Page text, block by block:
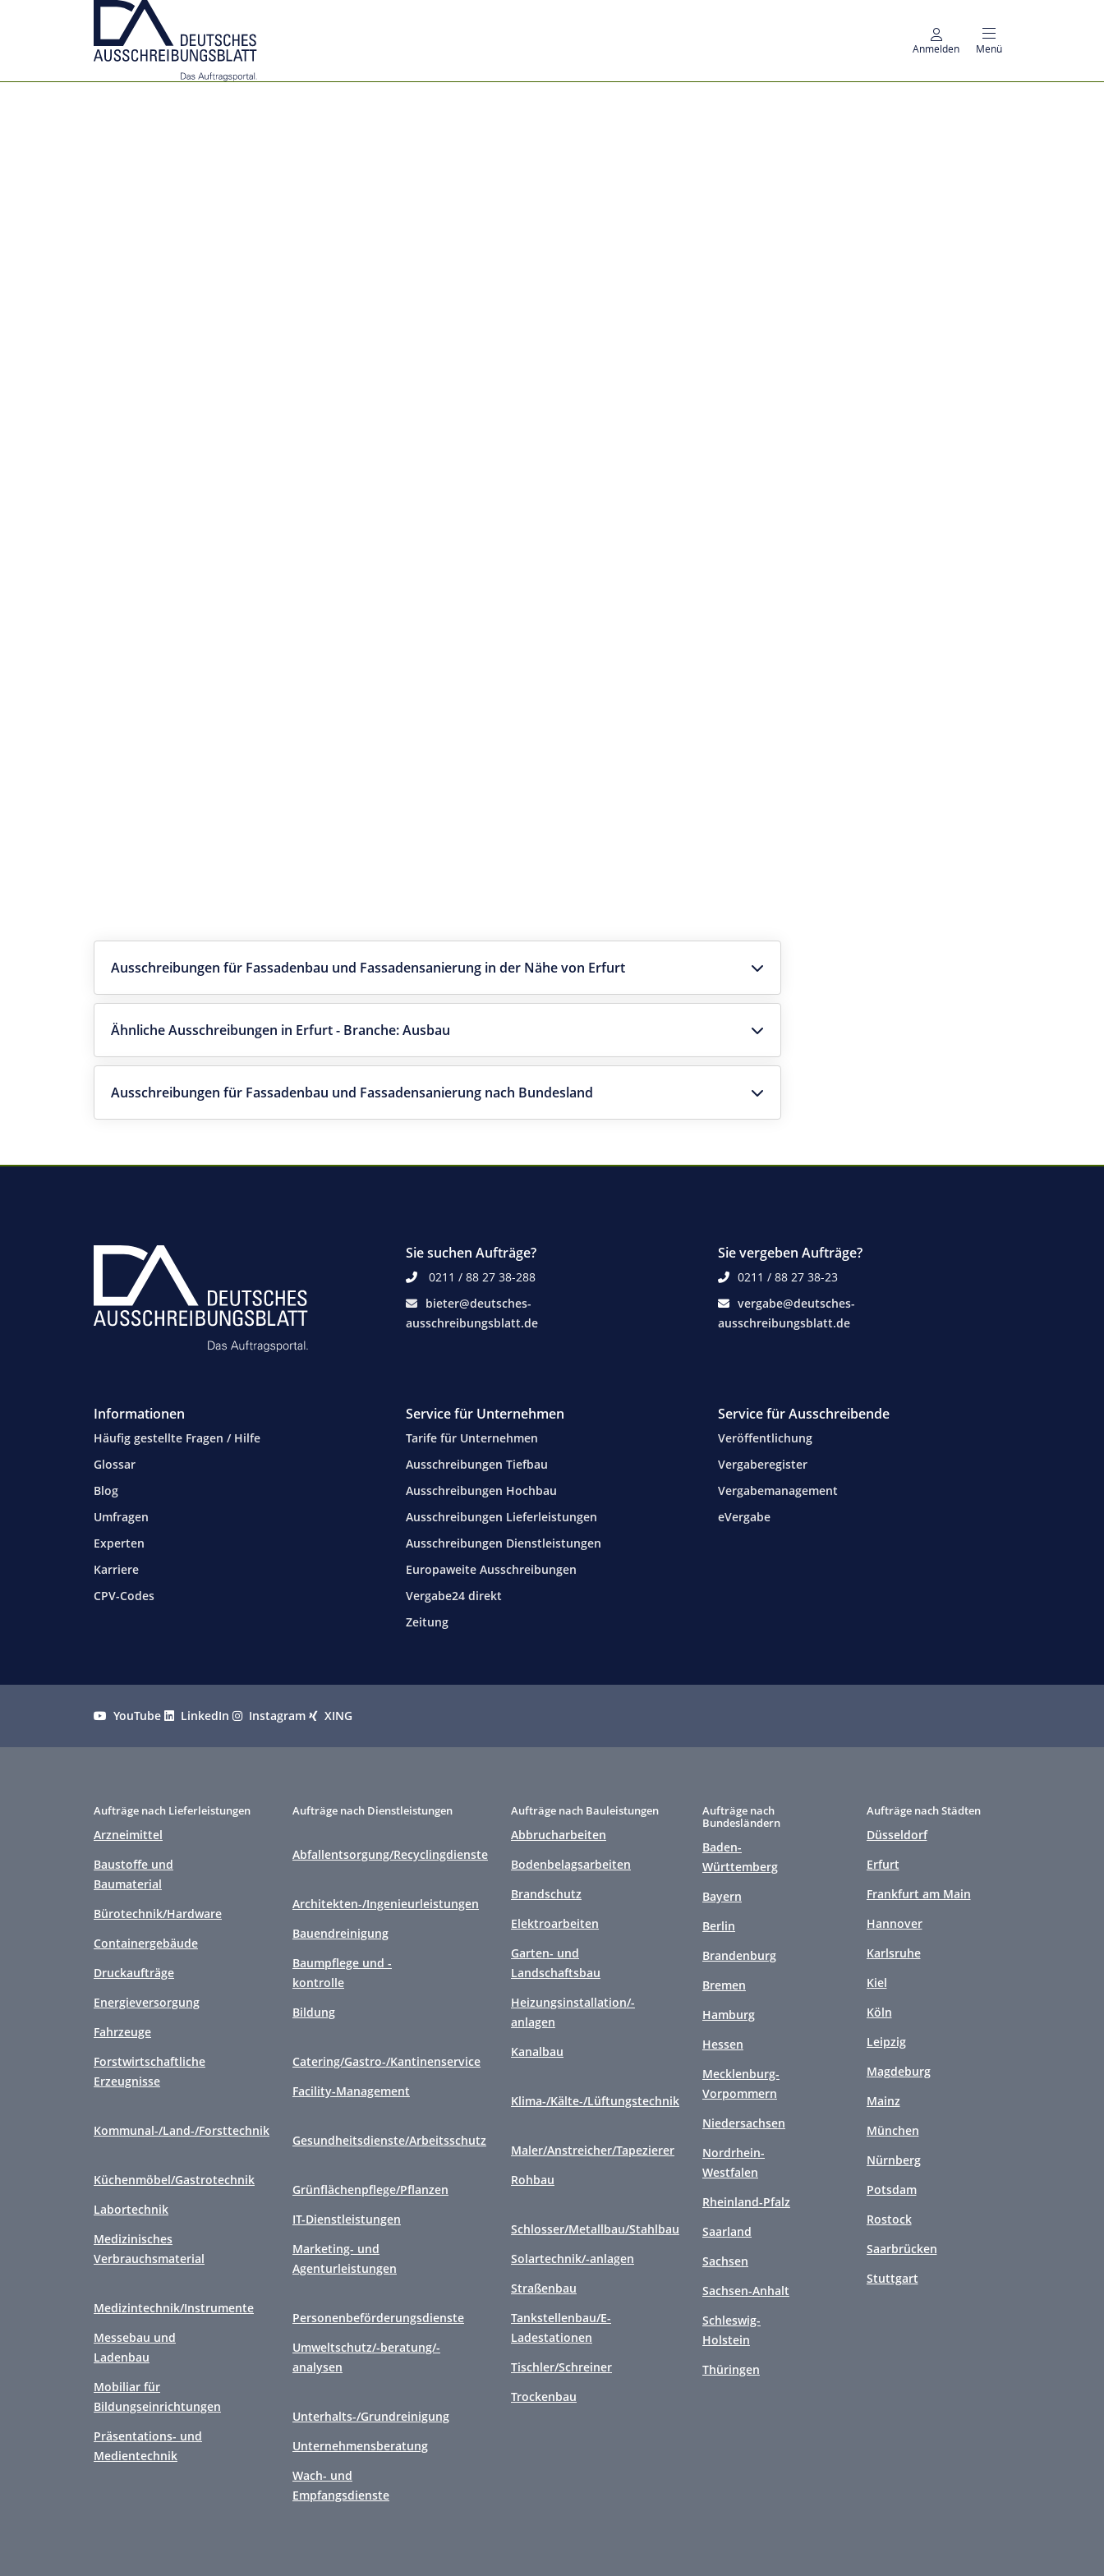
Anmelden Menü
Ausschreibungen für Fassadenbau und Fassadensanierung in der Nähe von Erfurt
Ähnliche Ausschreibungen in Erfurt - Branche: Ausbau
Ausschreibungen für Fassadenbau und Fassadensanierung nach Bundesland
Sie suchen Aufträge?
0211 / 88 27 38-288
bieter@deutsches-
ausschreibungsblatt.de
Sie vergeben Aufträge?
0211 / 88 27 38-23
vergabe@deutsches-
ausschreibungsblatt.de
Informationen
Häufig gestellte Fragen / Hilfe
Glossar
Blog
Umfragen
Experten
Karriere
CPV-Codes
Service für Unternehmen
Tarife für Unternehmen
Ausschreibungen Tiefbau
Ausschreibungen Hochbau
Ausschreibungen Lieferleistungen
Ausschreibungen Dienstleistungen
Europaweite Ausschreibungen
Vergabe24 direkt
Zeitung
Service für Ausschreibende
Veröffentlichung
Vergaberegister
Vergabemanagement
eVergabe
YouTube LinkedIn Instagram XING
Aufträge nach Lieferleistungen
Arzneimittel
Baustoffe und
Baumaterial
Bürotechnik/Hardware
Containergebäude
Druckaufträge
Energieversorgung
Fahrzeuge
Forstwirtschaftliche
Erzeugnisse
Kommunal-/Land-/Forsttechnik
Küchenmöbel/Gastrotechnik
Labortechnik
Medizinisches
Verbrauchsmaterial
Medizintechnik/Instrumente
Messebau und
Ladenbau
Mobiliar für
Bildungseinrichtungen
Präsentations- und
Medientechnik
Aufträge nach Dienstleistungen
Abfallentsorgung/Recyclingdienste
Architekten-/Ingenieurleistungen
Bauendreinigung
Baumpflege und -
kontrolle
Bildung
Catering/Gastro-/Kantinenservice
Facility-Management
Gesundheitsdienste/Arbeitsschutz
Grünflächenpflege/Pflanzen
IT-Dienstleistungen
Marketing- und
Agenturleistungen
Personenbeförderungsdienste
Umweltschutz/-beratung/-
analysen
Unterhalts-/Grundreinigung
Unternehmensberatung
Wach- und
Empfangsdienste
Aufträge nach Bauleistungen
Abbrucharbeiten
Bodenbelagsarbeiten
Brandschutz
Elektroarbeiten
Garten- und
Landschaftsbau
Heizungsinstallation/-
anlagen
Kanalbau
Klima-/Kälte-/Lüftungstechnik
Maler/Anstreicher/Tapezierer
Rohbau
Schlosser/Metallbau/Stahlbau
Solartechnik/-anlagen
Straßenbau
Tankstellenbau/E-
Ladestationen
Tischler/Schreiner
Trockenbau
Aufträge nach
Bundesländern
Baden-
Württemberg
Bayern
Berlin
Brandenburg
Bremen
Hamburg
Hessen
Mecklenburg-
Vorpommern
Niedersachsen
Nordrhein-
Westfalen
Rheinland-Pfalz
Saarland
Sachsen
Sachsen-Anhalt
Schleswig-
Holstein
Thüringen
Aufträge nach Städten
Düsseldorf
Erfurt
Frankfurt am Main
Hannover
Karlsruhe
Kiel
Köln
Leipzig
Magdeburg
Mainz
München
Nürnberg
Potsdam
Rostock
Saarbrücken
Stuttgart